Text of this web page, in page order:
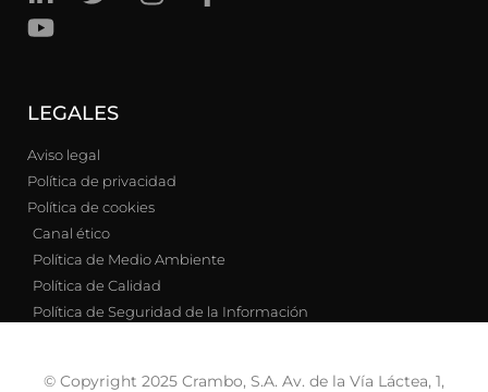
LEGALES
Aviso legal
Política de privacidad
Política de cookies
Canal ético
Política de Medio Ambiente
Política de Calidad
Política de Seguridad de la Información
© Copyright 2025 Crambo, S.A. Av. de la Vía Láctea, 1,